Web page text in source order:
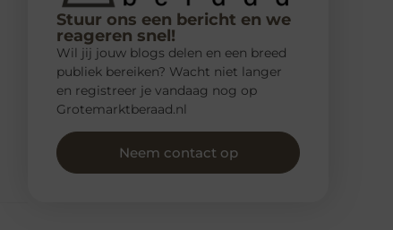
Stuur ons een bericht en we
reageren snel!
Wil jij jouw blogs delen en een breed
publiek bereiken? Wacht niet langer
en registreer je vandaag nog op
Grotemarktberaad.nl
Neem contact op